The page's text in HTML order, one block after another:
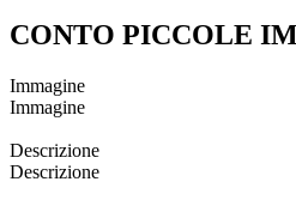
CONTO PICCOLE
Immagine
Immagine
Descrizione
Descrizione